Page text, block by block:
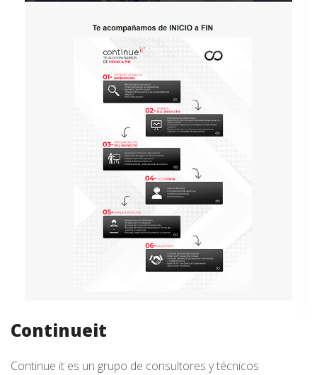
Continueit
Continue it es un grupo de consultores y técnicos